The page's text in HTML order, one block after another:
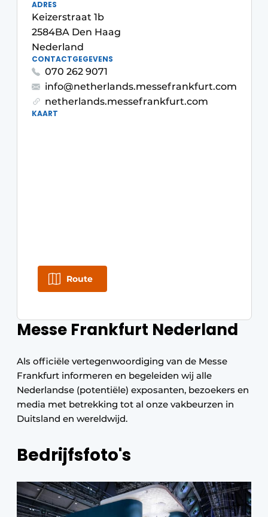
Messe Frankfurt Nederland
Als officiële vertegenwoordiging van de Messe
Frankfurt informeren en begeleiden wij alle
Nederlandse (potentiële) exposanten, bezoekers en
media met betrekking tot al onze vakbeurzen in
Duitsland en wereldwijd.
Bedrijfsfoto's
ADRES
Keizerstraat 1b
2584BA Den Haag
Nederland
CONTACTGEGEVENS
070 262 9071
info@netherlands.messefrankfurt.com
netherlands.messefrankfurt.com
KAART
Route